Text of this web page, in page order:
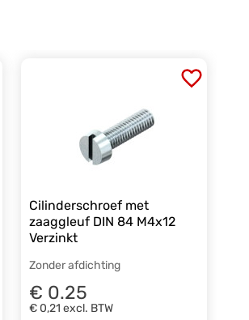
Cilinderschroef met
zaaggleuf DIN 84 M4x12
Verzinkt
Zonder afdichting
€ 0.25
€ 0,21 excl. BTW